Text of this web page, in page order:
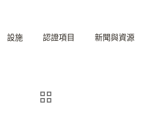
設施 認證項目 新聞與資源